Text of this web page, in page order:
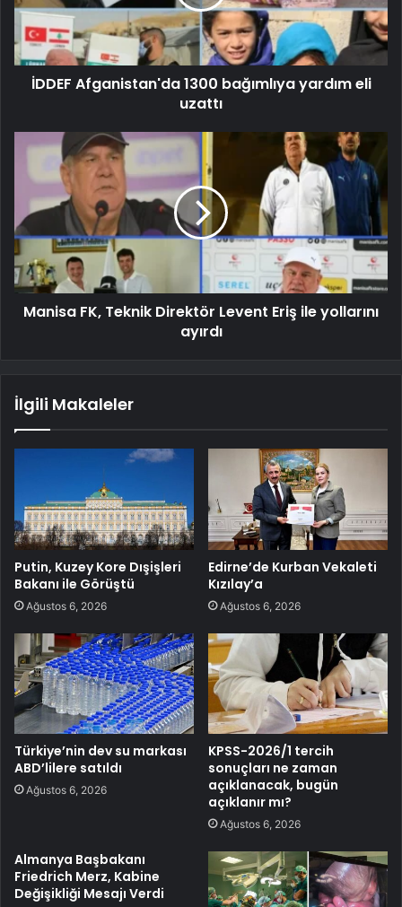
İDDEF Afganistan'da 1300 bağımlıya yardım eli
uzattı
Manisa FK, Teknik Direktör Levent Eriş ile yollarını
ayırdı
İlgili Makaleler
Putin, Kuzey Kore Dışişleri
Bakanı ile Görüştü
Ağustos 6, 2026
Edirne’de Kurban Vekaleti
Kızılay’a
Ağustos 6, 2026
Türkiye’nin dev su markası
ABD’lilere satıldı
Ağustos 6, 2026
KPSS-2026/1 tercih
sonuçları ne zaman
açıklanacak, bugün
açıklanır mı?
Ağustos 6, 2026
Almanya Başbakanı
Friedrich Merz, Kabine
Değişikliği Mesajı Verdi